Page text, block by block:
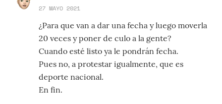
27 MAYO 2021
¿Para que van a dar una fecha y luego moverla
20 veces y poner de culo a la gente?
Cuando esté listo ya le pondrán fecha.
Pues no, a protestar igualmente, que es
deporte nacional.
En fin.